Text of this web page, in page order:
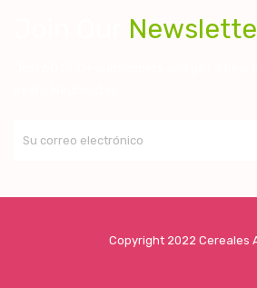
Copyright 2022 Cereales